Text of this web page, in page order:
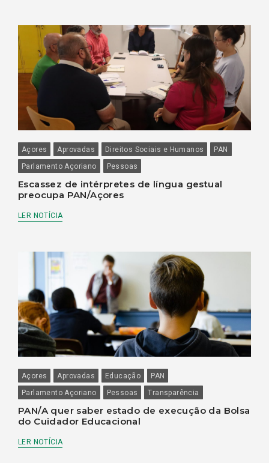
Açores Aprovadas Direitos Sociais e Humanos
PAN
Parlamento Açoriano
Pessoas
Escassez de intérpretes de língua gestual
preocupa PAN/Açores
LER NOTÍCIA
Açores Aprovadas Educação
PAN
Parlamento Açoriano
Pessoas Transparência
PAN/A quer saber estado de execução da Bolsa
do Cuidador Educacional
LER NOTÍCIA